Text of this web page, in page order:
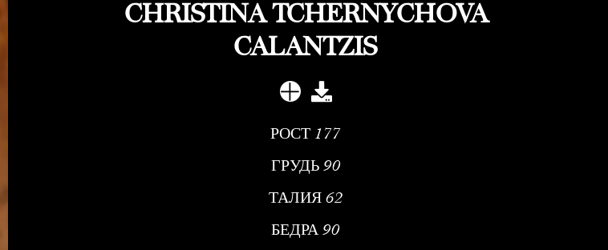
CHRISTINA TCHERNYCHOVA
CALANTZIS
РОСТ 177
ГРУДЬ 90
ТАЛИЯ 62
БЕДРА 90